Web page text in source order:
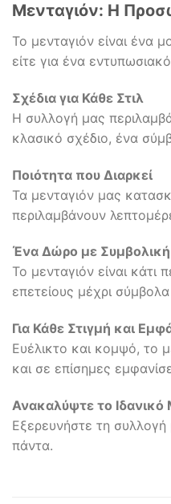
Μενταγιόν: Η
Το μενταγιόν είναι ένα
είτε για ένα
Σχέδια για Κάθε Στιλ
Η συλλογή μας
κλασικό σχέδιο, ένα
Ποιότητα που Διαρκεί
Τα μενταγιόν μας
περιλαμβάνουν
Ένα Δώρο με Συμβολική
Το μενταγιόν είναι
επετείους μέχρι
Για Κάθε Στιγμή και
Ευέλικτο και κομψό, το
και σε επίσημες
Ανακαλύψτε το Ιδανικό
Εξερευνήστε τη συλλογή
πάντα.